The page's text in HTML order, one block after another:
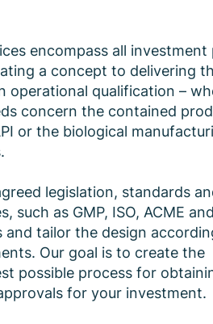
encompass all investment
a concept to delivering
operational qualification –
concern the contained
or the biological
legislation, standards
such as GMP, ISO, ACME
and tailor the design
Our goal is to create the
possible process for
for your investment.